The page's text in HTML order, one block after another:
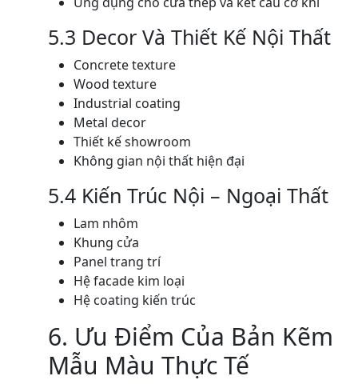
5.3 Decor Và Thiết Kế Nội Thất
Concrete texture
Wood texture
Industrial coating
Metal decor
Thiết kế showroom
Không gian nội thất hiện đại
5.4 Kiến Trúc Nội – Ngoại Thất
Lam nhôm
Khung cửa
Panel trang trí
Hệ facade kim loại
Hệ coating kiến trúc
6. Ưu Điểm Của Bản Kẽm
Mẫu Màu Thực Tế